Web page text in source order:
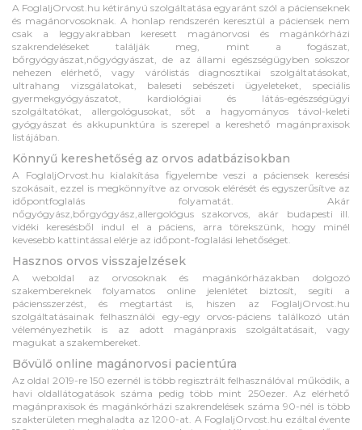
A FoglaljOrvost.hu kétirányú szolgáltatása egyaránt szól a pácienseknek
és magánorvosoknak. A honlap rendszerén keresztül a páciensek nem
csak a leggyakrabban keresett magánorvosi és magánkórházi
szakrendeléseket találják meg, mint a fogászat,
bőrgyógyászat,nőgyógyászat, de az állami egészségügyben sokszor
nehezen elérhető, vagy várólistás diagnosztikai szolgáltatásokat,
ultrahang vizsgálatokat, baleseti sebészeti ügyeleteket, speciális
gyermekgyógyászatot, kardiológiai és látás-egészségügyi
szolgáltatókat, allergológusokat, sőt a hagyományos távol-keleti
gyógyászat és akkupunktúra is szerepel a kereshető magánpraxisok
listájában.
Könnyű kereshetőség az orvos adatbázisokban
A FoglaljOrvost.hu kialakítása figyelembe veszi a páciensek keresési
szokásait, ezzel is megkönnyítve az orvosok elérését és egyszerűsítve az
időpontfoglalás folyamatát. Akár
nőgyógyász,bőrgyógyász,allergológus szakorvos, akár budapesti ill.
vidéki keresésből indul el a páciens, arra törekszünk, hogy minél
kevesebb kattintással elérje az időpont-foglalási lehetőséget.
Hasznos orvos visszajelzések
A weboldal az orvosoknak és magánkórházakban dolgozó
szakembereknek folyamatos online jelenlétet biztosít, segíti a
páciensszerzést, és megtartást is, hiszen az FoglaljOrvost.hu
szolgáltatásainak felhasználói egy-egy orvos-páciens találkozó után
véleményezhetik is az adott magánpraxis szolgáltatásait, vagy
magukat a szakembereket.
Bővülő online magánorvosi pacientúra
Az oldal 2019-re 150 ezernél is több regisztrált felhasználóval működik, a
havi oldallátogatások száma pedig több mint 250ezer. Az elérhető
magánpraxisok és magánkórházi szakrendelések száma 90-nél is több
szakterületen meghaladta az 1200-at. A FoglaljOrvost.hu ezáltal évente